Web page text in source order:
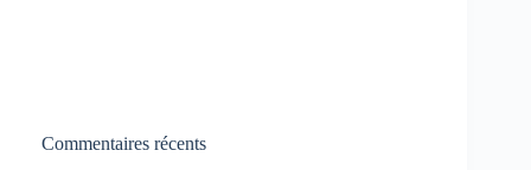
Commentaires récents